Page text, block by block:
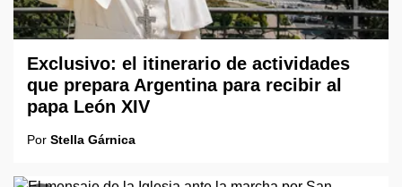
Exclusivo: el itinerario de actividades
que prepara Argentina para recibir al
papa León XIV
Por Stella Gárnica